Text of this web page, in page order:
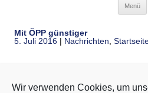
Menü
Mit ÖPP günstiger
5. Juli 2016 | Nachrichten
einem ÖPP-Projekt vier
Wir verwenden Cookies, um